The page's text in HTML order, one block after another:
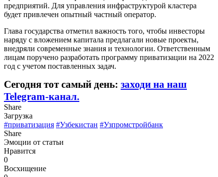
предприятий. Для управления инфраструктурой кластера
будет привлечен опытный частный оператор.
Глава государства отметил важность того, чтобы инвесторы
наряду с вложением капитала предлагали новые проекты,
внедряли современные знания и технологии. Ответственным
лицам поручено разработать программу приватизации на 2022
год с учетом поставленных задач.
Сегодня тот самый день: заходи на наш
Telegram-канал.
Share
Загрузка
#приватизация #Узбекистан #Узпромстройбанк
Share
Эмоции от статьи
Нравится
0
Восхищение